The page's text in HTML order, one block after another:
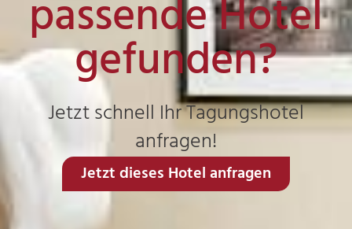
passende Hotel
gefunden?
Jetzt schnell Ihr Tagungshotel
anfragen!
Jetzt dieses Hotel anfragen